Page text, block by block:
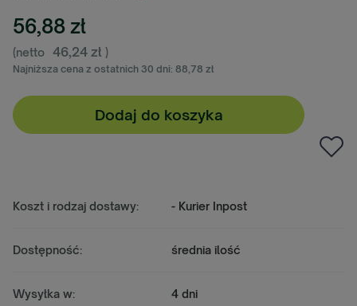
56,88 zł
(netto 46,24 zł )
Najniższa cena z ostatnich 30 dni: 88,78 zł
Dodaj do koszyka
Koszt i rodzaj dostawy: - Kurier Inpost
Dostępność: średnia ilość
Wysyłka w: 4 dni